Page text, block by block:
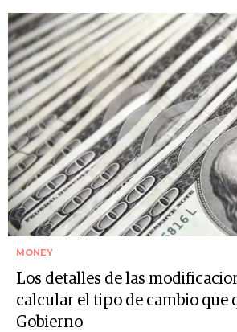
MONEY
Los detalles de las
calcular el tipo de cambio que
Gobierno